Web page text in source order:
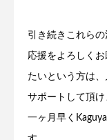
引き続きこれら
応援をよろしく
たいという方は
サポートして頂
一ヶ月早く